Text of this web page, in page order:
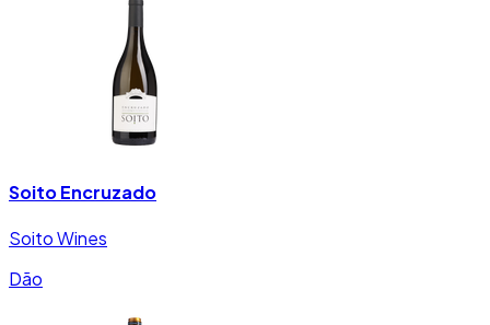
Soito Encruzado
Soito Wines
Dão